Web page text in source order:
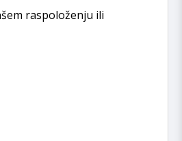
raspoloženju ili